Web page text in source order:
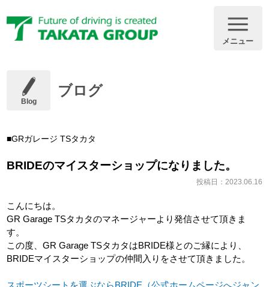
メニュー
Blog
ブログ
GRガレージ TSタカタ
BRIDEのマイスターショップになりました。
投稿日：2023.06.16
こんにちは。
GR Garage TSタカタのマネージャーより発信させて頂きま
す。
この度、GR Garage TSタカタはBRIDE様とのご縁により、
BRIDEマイスターショップの仲間入りをさせて頂きました。
スポーツシートを選ぶならBRIDE（公式ホームページへジャン